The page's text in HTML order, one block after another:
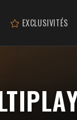
EXCLUSIVITÉS